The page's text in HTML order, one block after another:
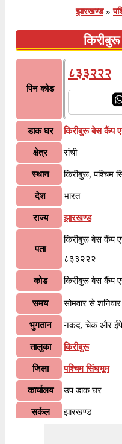
झारखण्ड »
पिन कोड
८३३२२२
डाक घर किरीबुरू बेस कैंप
क्षेत्र रांची
स्थान किरीबुरू, पश्चिम
देश भारत
राज्य झारखण्ड
पता
किरीबुरू बेस कैंप
८३३२२२
कोड किरीबुरू बेस कैंप
समय सोमवार से
भुगतान नकद, चेक और
तालुका किरीबुरू
जिला पश्चिम सिंघभूम
कार्यालय उप डाक घर
सर्कल झारखण्ड